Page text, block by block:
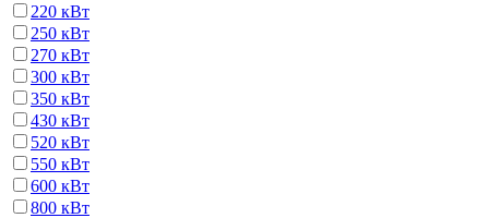
220 кВт
250 кВт
270 кВт
300 кВт
350 кВт
430 кВт
520 кВт
550 кВт
600 кВт
800 кВт